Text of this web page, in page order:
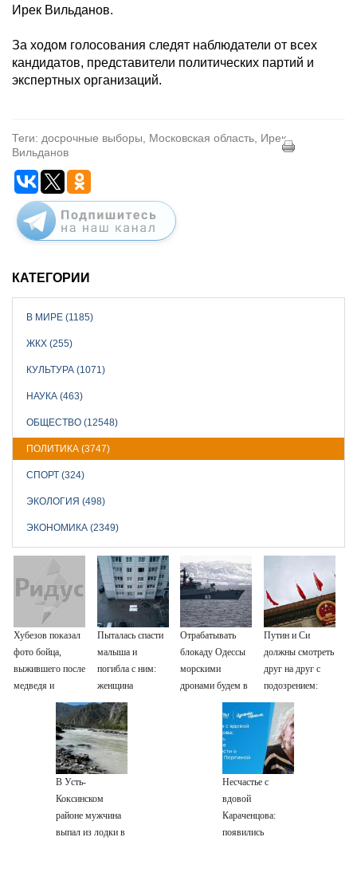
Ирек Вильданов.
За ходом голосования следят наблюдатели от всех
кандидатов, представители политических партий и
экспертных организаций.
Теги: досрочные выборы, Московская область, Ирек
Вильданов
КАТЕГОРИИ
В МИРЕ (1185)
ЖКХ (255)
КУЛЬТУРА (1071)
НАУКА (463)
ОБЩЕСТВО (12548)
ПОЛИТИКА (3747)
СПОРТ (324)
ЭКОЛОГИЯ (498)
ЭКОНОМИКА (2349)
Хубезов показал
фото бойца,
выжившего после
медведя и
Пыталась спасти
малыша и
погибла с ним:
женщина
разбилась
насмерть на
глазах у детей
06/08/2026 –
Новости
Отрабатывать
блокаду Одессы
морскими
дронами будем в
Заполярье? А еще
дальше забраться
адмиралы не
пробовали?
Путин и Си
должны смотреть
друг на друг с
подозрением:
Зеленский
поставил задачу
своим
дипломатам
В Усть-
Коксинском
районе мужчина
выпал из лодки в
Несчастье с
вдовой
Караченцова:
появились